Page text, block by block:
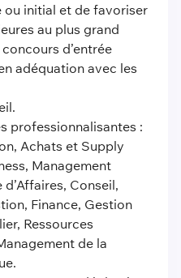
initial et de favoriser
au plus grand
d’entrée
adéquation avec les
professionnalisantes :
Achats et Supply
Management
Conseil,
Finance, Gestion
Ressources
de la